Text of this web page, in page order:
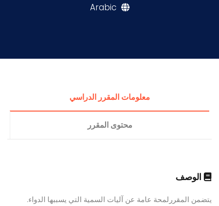
Arabic
معلومات المقرر الدراسي
محتوى المقرر
الوصف
يتضمن المقررلمحة عامة عن آليات السمية التي يسببها الدواء.